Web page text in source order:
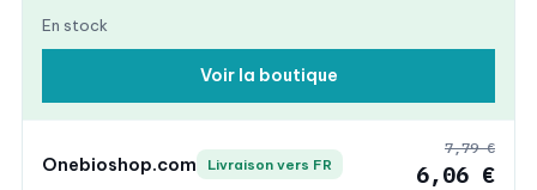
En stock
Voir la boutique
Onebioshop.com Livraison vers FR
7,79 €
6,06 €